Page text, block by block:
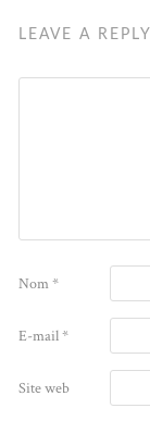
LEAVE A REPLY
Nom*
E-mail*
Site web